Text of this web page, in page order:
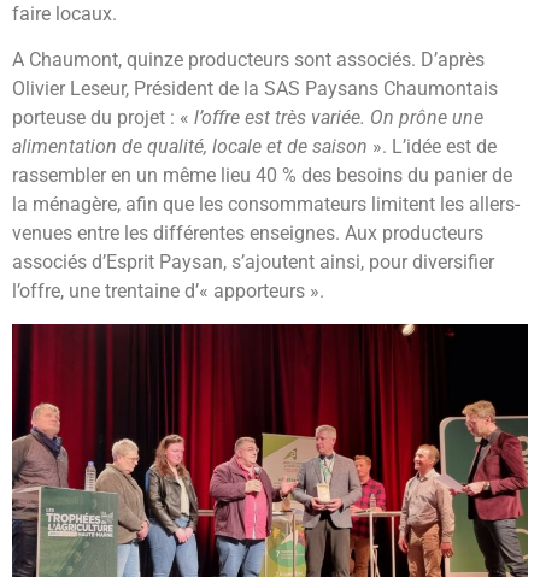
faire locaux.
A Chaumont, quinze producteurs sont associés. D’après
Olivier Leseur, Président de la SAS Paysans Chaumontais
porteuse du projet : « l’offre est très variée. On prône une
alimentation de qualité, locale et de saison ». L’idée est de
rassembler en un même lieu 40 % des besoins du panier de
la ménagère, afin que les consommateurs limitent les allers-
venues entre les différentes enseignes. Aux producteurs
associés d’Esprit Paysan, s’ajoutent ainsi, pour diversifier
l’offre, une trentaine d’« apporteurs ».